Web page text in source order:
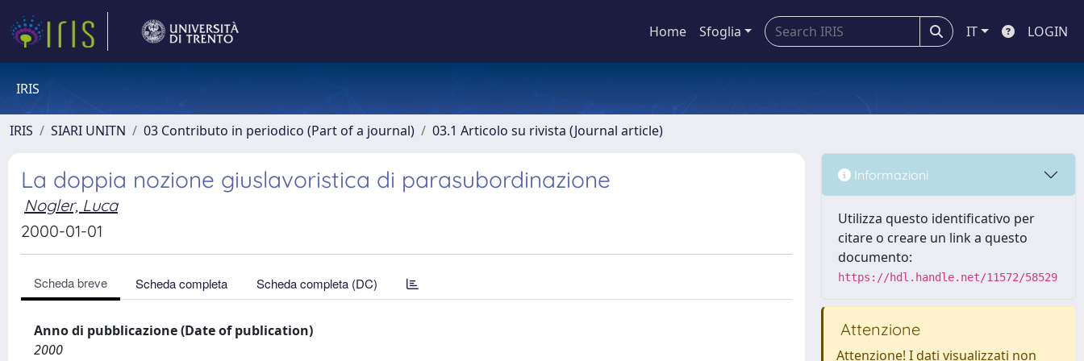
Home Sfoglia IT LOGIN
IRIS
IRIS SIARI UNITN 03 Contributo in periodico (Part of a journal) 03.1 Articolo su rivista (Journal article)
La doppia nozione giuslavoristica di parasubordinazione
Nogler, Luca
2000-01-01
Scheda breve Scheda completa Scheda completa (DC)
Anno di pubblicazione (Date of publication)
2000
Informazioni
Utilizza questo identificativo per
citare o creare un link a questo
documento:
https://hdl.handle.net/11572/58529
Attenzione
Attenzione! I dati visualizzati non